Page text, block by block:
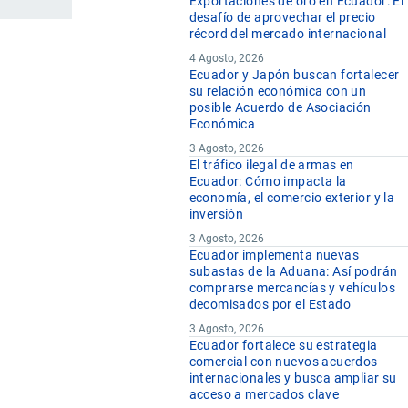
desafío de aprovechar el precio
récord del mercado internacional
4 Agosto, 2026
Ecuador y Japón buscan fortalecer
su relación económica con un
posible Acuerdo de Asociación
Económica
3 Agosto, 2026
El tráfico ilegal de armas en
Ecuador: Cómo impacta la
economía, el comercio exterior y la
inversión
3 Agosto, 2026
Ecuador implementa nuevas
subastas de la Aduana: Así podrán
comprarse mercancías y vehículos
decomisados por el Estado
3 Agosto, 2026
Ecuador fortalece su estrategia
comercial con nuevos acuerdos
internacionales y busca ampliar su
acceso a mercados clave